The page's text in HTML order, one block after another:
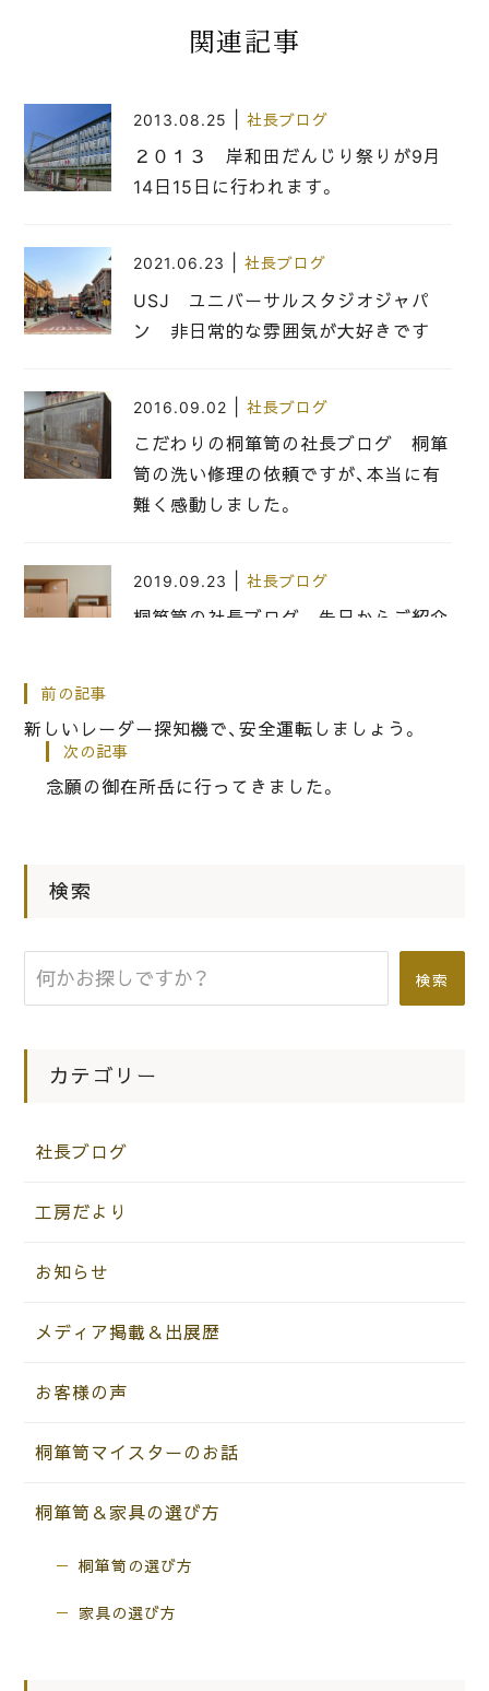
関連記事
2013.08.25 社長ブログ
２０１３ 岸和田だんじり祭りが9月
14日15日に行われます。
2021.06.23 社長ブログ
USJ ユニバーサルスタジオジャパ
ン 非日常的な雰囲気が大好きです
2016.09.02 社長ブログ
こだわりの桐箪笥の社長ブログ 桐箪
笥の洗い修理の依頼ですが、本当に有
難く感動しました。
2019.09.23 社長ブログ
桐箪笥の社長ブログ 先日からご紹介
2019.09.08 | 社長ブログ
|
前の記事
新しいレーダー探知機で、安全運転しましょう。
次の記事
念願の御在所岳に行ってきました。
検索
検索
カテゴリー
社長ブログ
工房だより
お知らせ
メディア掲載＆出展歴
お客様の声
桐箪笥マイスターのお話
桐箪笥＆家具の選び方
桐箪笥の選び方
家具の選び方